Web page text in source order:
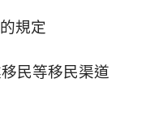
規定
民等移民渠道